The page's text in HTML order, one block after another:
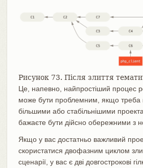
Рисунок 73. Після злиття
Це, напевно, найпростіший процес
може бути проблемним, якщо треба
більшими або стабільнішими
бажаєте бути дійсно обережними з
Якщо у вас достатньо важливий
скористатися двофазним циклом
сценарії, у вас є дві довгострокові